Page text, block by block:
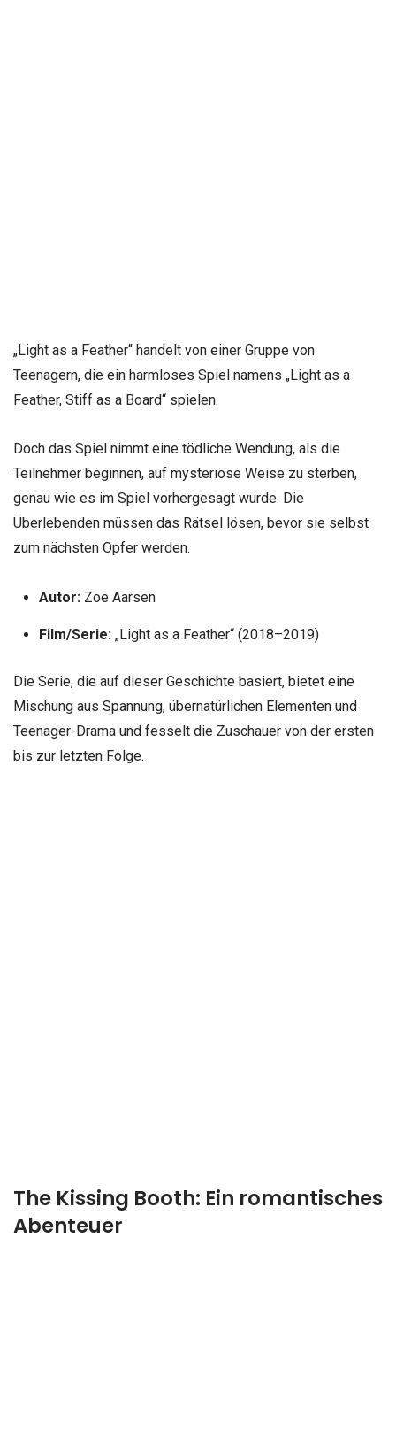
„Light as a Feather“ handelt von einer Gruppe von
Teenagern, die ein harmloses Spiel namens „Light as a
Feather, Stiff as a Board“ spielen.
Doch das Spiel nimmt eine tödliche Wendung, als die
Teilnehmer beginnen, auf mysteriöse Weise zu sterben,
genau wie es im Spiel vorhergesagt wurde. Die
Überlebenden müssen das Rätsel lösen, bevor sie selbst
zum nächsten Opfer werden.
Autor:Zoe Aarsen
Film/Serie:„Light as a Feather“ (2018–2019)
Die Serie, die auf dieser Geschichte basiert, bietet eine
Mischung aus Spannung, übernatürlichen Elementen und
Teenager-Drama und fesselt die Zuschauer von der ersten
bis zur letzten Folge.
The Kissing Booth: Ein romantisches
Abenteuer